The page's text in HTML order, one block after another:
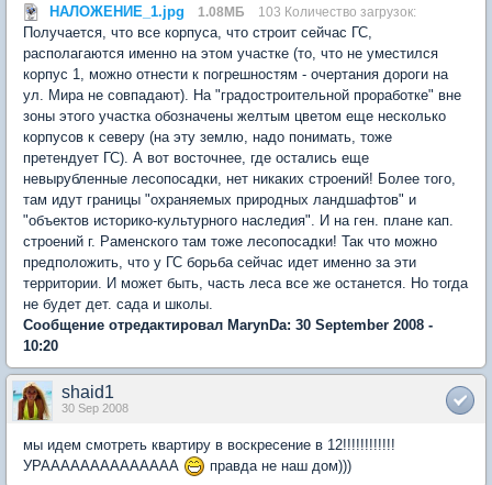
НАЛОЖЕНИЕ_1.jpg
1.08МБ 103 Количество загрузок:
Получается, что все корпуса, что строит сейчас ГС,
располагаются именно на этом участке (то, что не уместился
корпус 1, можно отнести к погрешностям - очертания дороги на
ул. Мира не совпадают). На "градостроительной проработке" вне
зоны этого участка обозначены желтым цветом еще несколько
корпусов к северу (на эту землю, надо понимать, тоже
претендует ГС). А вот восточнее, где остались еще
невырубленные лесопосадки, нет никаких строений! Более того,
там идут границы "охраняемых природных ландшафтов" и
"объектов историко-культурного наследия". И на ген. плане кап.
строений г. Раменского там тоже лесопосадки! Так что можно
предположить, что у ГС борьба сейчас идет именно за эти
территории. И может быть, часть леса все же останется. Но тогда
не будет дет. сада и школы.
Сообщение отредактировал MarynDa: 30 September 2008 -
10:20
shaid1
30 Sep 2008
мы идем смотреть квартиру в воскресение в 12!!!!!!!!!!!!
УРАААААААААААААА
правда не наш дом)))